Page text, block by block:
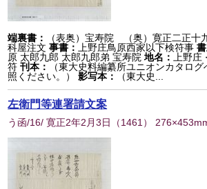
端裏書：
（表奥）宝寿院 （奥）寛正二正十
科屋注文 事書： 上野庄鳥原西家以下検符事 書
原 太郎九郎 太郎九郎弟 宝寿院 地名： 上野庄
符 刊本：
（東大史料編纂所ユニオンカタロ
照ください。）
影写本： （東大史...
左衛門等連署請文案
う函/16/ 寛正2年2月3日 （1461 ）